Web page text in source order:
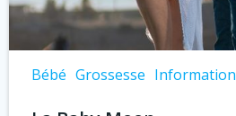
Bébé Grossesse Information